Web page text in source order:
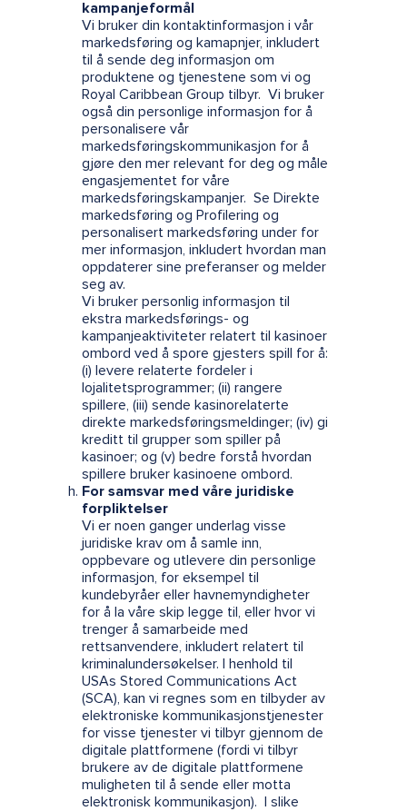
kampanjeformål
Vi bruker din kontaktinformasjon i vår
markedsføring og kamapnjer, inkludert
til å sende deg informasjon om
produktene og tjenestene som vi og
Royal Caribbean Group tilbyr. Vi bruker
også din personlige informasjon for å
personalisere vår
markedsføringskommunikasjon for å
gjøre den mer relevant for deg og måle
engasjementet for våre
markedsføringskampanjer. Se Direkte
markedsføring og Profilering og
personalisert markedsføring under for
mer informasjon, inkludert hvordan man
oppdaterer sine preferanser og melder
seg av.
Vi bruker personlig informasjon til
ekstra markedsførings- og
kampanjeaktiviteter relatert til kasinoer
ombord ved å spore gjesters spill for å:
(i) levere relaterte fordeler i
lojalitetsprogrammer; (ii) rangere
spillere, (iii) sende kasinorelaterte
direkte markedsføringsmeldinger; (iv) gi
kreditt til grupper som spiller på
kasinoer; og (v) bedre forstå hvordan
spillere bruker kasinoene ombord.
For samsvar med våre juridiske
forpliktelser
Vi er noen ganger underlag visse
juridiske krav om å samle inn,
oppbevare og utlevere din personlige
informasjon, for eksempel til
kundebyråer eller havnemyndigheter
for å la våre skip legge til, eller hvor vi
trenger å samarbeide med
rettsanvendere, inkludert relatert til
kriminalundersøkelser. I henhold til
USAs Stored Communications Act
(SCA), kan vi regnes som en tilbyder av
elektroniske kommunikasjonstjenester
for visse tjenester vi tilbyr gjennom de
digitale plattformene (fordi vi tilbyr
brukere av de digitale plattformene
muligheten til å sende eller motta
elektronisk kommunikasjon). I slike